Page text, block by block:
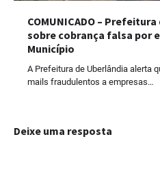
COMUNICADO –
sobre cobrança falsa por
Município
A Prefeitura de Uberlândia alerta
mails fraudulentos a empresas…
Deixe uma resposta